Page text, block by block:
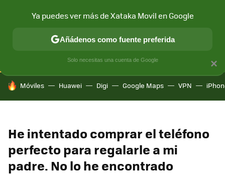
CONECTIVIDAD MÓVIL Y SOCIEDAD APLICACIONES
HOY SE HABLA DE
Móviles Huawei Digi Google Maps VPN
He intentado comprar el teléfono
perfecto para regalarle a mi
padre. No lo he encontrado
×
Ya puedes ver más de Xataka Movil en Google
Añádenos como fuente preferida
Solo necesitas una cuenta de Google